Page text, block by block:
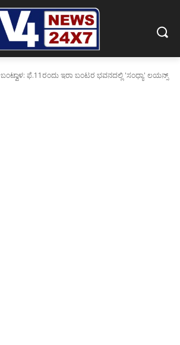
ಬಂಟ್ವಾಳ: ಫೆ.11ರಂದು ಇರಾ ಬಂಟರ ಭವನದಲ್ಲಿ 'ಸಂಧ್ಯಾ' ಲಯನ್ಸ್